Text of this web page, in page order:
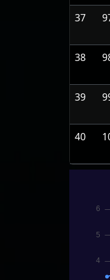
37
38
39
40